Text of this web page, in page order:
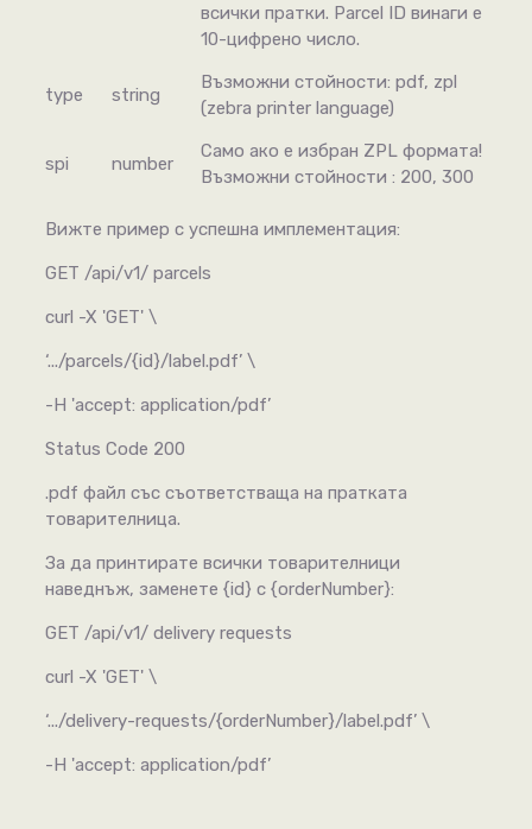
всички пратки. Parcel ID винаги е
10-цифрено число.
type string
Възможни стойности: pdf, zpl
(zebra printer language)
spi number
Само ако е избран ZPL формата!
Възможни стойности : 200, 300
Вижте пример с успешна имплементация:
GET /api/v1/ parcels
curl -X 'GET' \
‘.../parcels/{id}/label.pdf’ \
-H 'accept: application/pdf’
Status Code 200
.pdf файл със съответстваща на пратката
товарителница.
За да принтирате всички товарителници
наведнъж, заменете {id} с {orderNumber}:
GET /api/v1/ delivery requests
curl -X 'GET' \
‘.../delivery-requests/{orderNumber}/label.pdf’ \
-H 'accept: application/pdf’